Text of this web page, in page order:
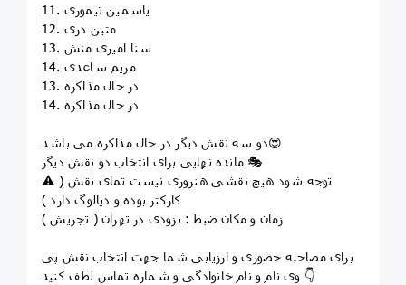
11. یاسمین تیموری
12. متین دری
13. سنا امیری منش
14. مریم ساعدی
13. در حال مذاکره
14. در حال مذاکره
دو سه نقش دیگر در حال مذاکره می باشد😍
مانده نهایی برای انتخاب دو نقش دیگر 🎭
⚠️ توجه شود هیچ نقشی هنروری نیست تمای نقش (
کارکتر بوده و دیالوگ دارد )
زمان و مکان ضبط : بزودی در تهران ( تجریش )
برای مصاحبه حضوری و ارزیابی شما جهت انتخاب نقش پی
وی نام و نام خانوادگی و شماره تماس لطف کنید 👇